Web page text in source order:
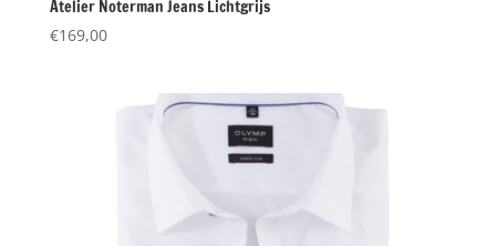
Atelier Noterman Jeans Lichtgrijs
€169,00